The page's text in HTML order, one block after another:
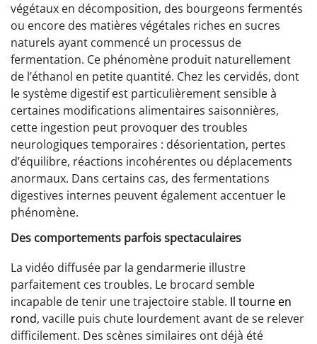
végétaux en décomposition, des bourgeons fermentés
ou encore des matières végétales riches en sucres
naturels ayant commencé un processus de
fermentation. Ce phénomène produit naturellement
de l’éthanol en petite quantité. Chez les cervidés, dont
le système digestif est particulièrement sensible à
certaines modifications alimentaires saisonnières,
cette ingestion peut provoquer des troubles
neurologiques temporaires : désorientation, pertes
d’équilibre, réactions incohérentes ou déplacements
anormaux. Dans certains cas, des fermentations
digestives internes peuvent également accentuer le
phénomène.
Des comportements parfois spectaculaires
La vidéo diffusée par la gendarmerie illustre
parfaitement ces troubles. Le brocard semble
incapable de tenir une trajectoire stable. Il tourne en
rond, vacille puis chute lourdement avant de se relever
difficilement. Des scènes similaires ont déjà été